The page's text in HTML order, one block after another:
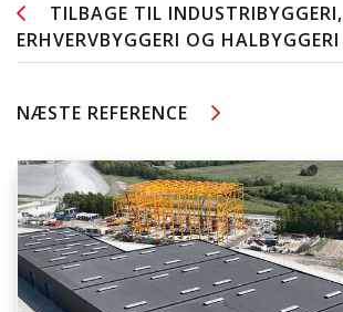
TILBAGE TIL INDUSTRIBYGGERI,
ERHVERVBYGGERI OG HALBYGGERI
NÆSTE REFERENCE